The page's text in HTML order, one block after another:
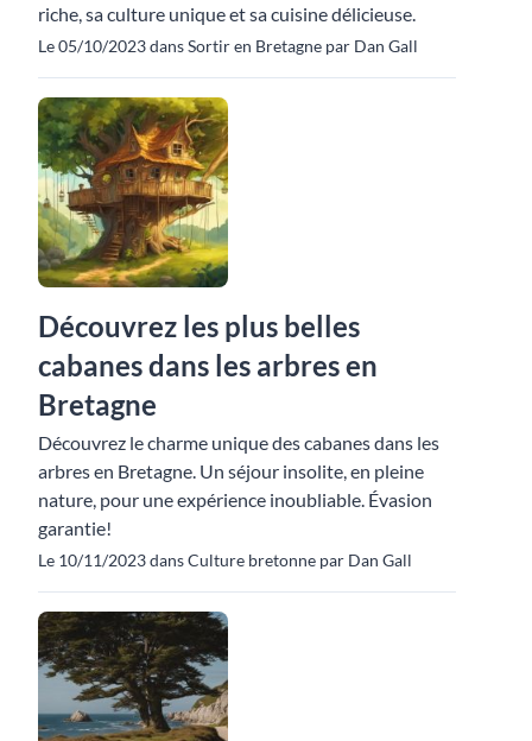
riche, sa culture unique et sa cuisine délicieuse.
Le 05/10/2023 dans Sortir en Bretagne par Dan Gall
Découvrez les plus belles
cabanes dans les arbres en
Bretagne
Découvrez le charme unique des cabanes dans les
arbres en Bretagne. Un séjour insolite, en pleine
nature, pour une expérience inoubliable. Évasion
garantie!
Le 10/11/2023 dans Culture bretonne par Dan Gall